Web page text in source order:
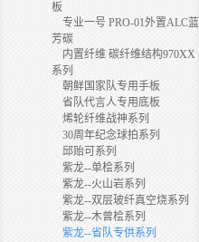
板
专业一号 PRO-01外置ALC蓝
芳碳
内置纤维 碳纤维结构970XX
系列
朝鲜国家队专用手板
省队代言人专用底板
烯轮纤维战神系列
30周年纪念球拍系列
邱贻可系列
紫龙--单桧系列
紫龙--火山岩系列
紫龙--双层玻纤真空烧系列
紫龙--木曾桧系列
紫龙--省队专供系列